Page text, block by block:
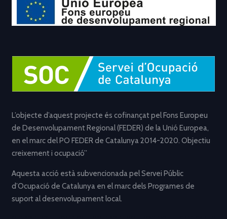
L’objecte d’aquest projecte és cofinançat pel Fons Europeu
de Desenvolupament Regional (FEDER) de la Unió Europea,
en el marc del PO FEDER de Catalunya 2014-2020. Objectiu
creixement i ocupació”
Aquesta acció està subvencionada pel Servei Públic
d’Ocupació de Catalunya en el marc dels Programes de
suport al desenvolupament local.